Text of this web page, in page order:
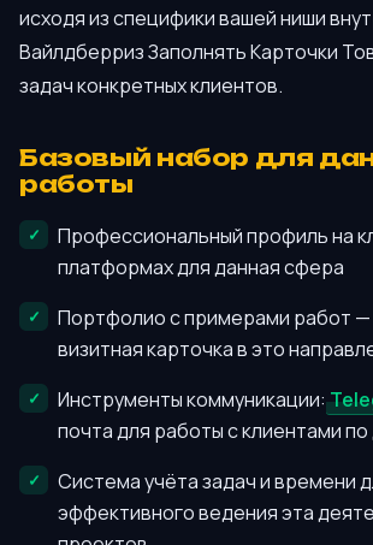
исходя из специфики вашей ниши
Вайлдберриз Заполнять Карточки
задач конкретных клиентов.
Базовый набор для
работы
Профессиональный профиль на
платформах для данная сфера
Портфолио с примерами работ —
визитная карточка в это
Инструменты коммуникации:
почта для работы с клиентами
Система учёта задач и времени
эффективного ведения эта